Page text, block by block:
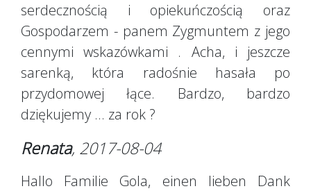
serdecznością i opiekuńczością oraz
Gospodarzem - panem Zygmuntem z jego
cennymi wskazówkami . Acha, i jeszcze
sarenką, która radośnie hasała po
przydomowej łące. Bardzo, bardzo
dziękujemy ... za rok ?
Renata, 2017-08-04
Hallo Familie Gola, einen lieben Dank